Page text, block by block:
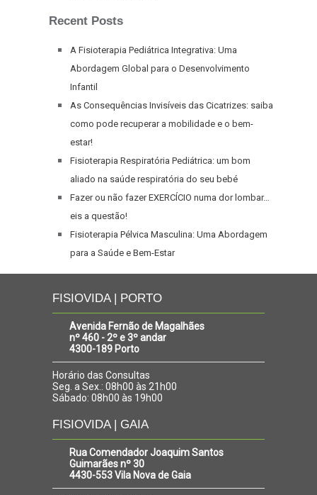
Recent Posts
A Fisioterapia Pediátrica Integrativa: Uma
Abordagem Global para o Desenvolvimento
Infantil
As Consequências Invisíveis das Cicatrizes: saiba
como pode recuperar a mobilidade e o bem-
estar!
Fisioterapia Respiratória Pediátrica: um bom
aliado na saúde respiratória do seu bebé
Fazer ou não fazer EXERCÍCIO numa dor lombar…
eis a questão!
Fisioterapia Pélvica Masculina: Uma Abordagem
para a Saúde e Bem-Estar
FISIOVIDA | PORTO
Avenida Fernão de Magalhães
nº 460 - 2º e 3º andar
4300-189 Porto
Horário das Consultas
Seg. a Sex.: 08h00 às 21h00
Sábado: 08h00 às 19h00
FISIOVIDA | GAIA
Rua Comendador Joaquim Santos
Guimarães nº 30
4430-553 Vila Nova de Gaia